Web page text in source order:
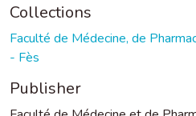
Collections
Faculté de Médecine, de
- Fès
Publisher